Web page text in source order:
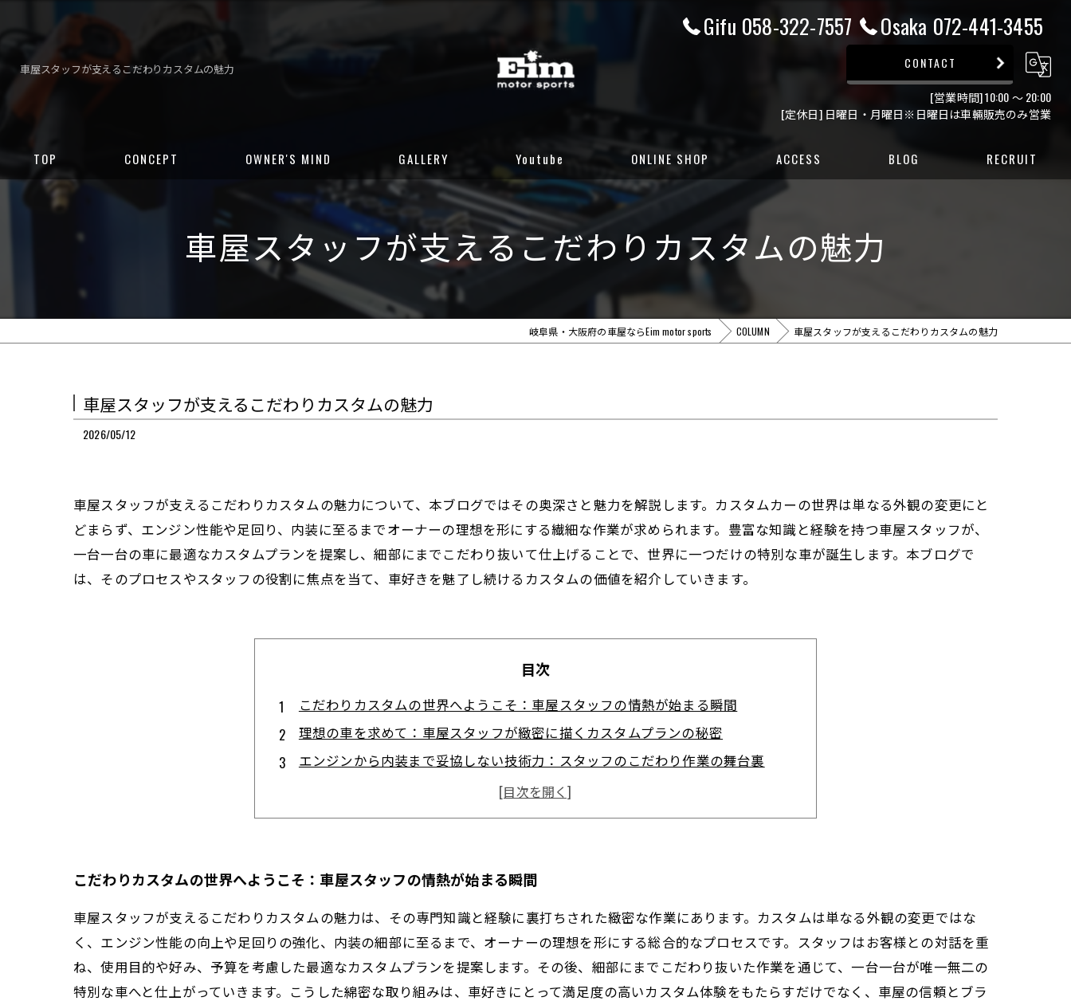
車屋スタッフが支えるこだわりカスタムの魅力
Gifu 058-322-7557 Osaka 072-441-3455
CONTACT
[営業時間] 10:00 ～ 20:00
[定休日] 日曜日・月曜日※日曜日は車輛販売のみ営業
TOP CONCEPT OWNER'S MIND GALLERY
CUSTOM GALLERY
STOCK CARS
DELIVERED CARS
Youtube ONLINE SHOP
岐阜店グーネット
大阪店カーセンサー
大阪店グーネット
ACCESS BLOG RECRUIT
車屋スタッフが支えるこだわりカスタムの魅力
岐阜県・大阪府の車屋ならEim motor sports COLUMN 車屋スタッフが支えるこだわりカスタムの魅力
車屋スタッフが支えるこだわりカスタムの魅力
2026/05/12
車屋スタッフが支えるこだわりカスタムの魅力について、本ブログではその奥深さと魅力を解説します。カスタムカーの世界は単なる外観の変更にと
どまらず、エンジン性能や足回り、内装に至るまでオーナーの理想を形にする繊細な作業が求められます。豊富な知識と経験を持つ車屋スタッフが、
一台一台の車に最適なカスタムプランを提案し、細部にまでこだわり抜いて仕上げることで、世界に一つだけの特別な車が誕生します。本ブログで
は、そのプロセスやスタッフの役割に焦点を当て、車好きを魅了し続けるカスタムの価値を紹介していきます。
目次
こだわりカスタムの世界へようこそ：車屋スタッフの情熱が始まる瞬間
理想の車を求めて：車屋スタッフが緻密に描くカスタムプランの秘密
エンジンから内装まで妥協しない技術力：スタッフのこだわり作業の舞台裏
世界に一台だけの車が誕生する瞬間：カスタム完成までのリアルストーリー
満足と感動を届ける車屋スタッフの使命：カスタムカーの魅力を支え続ける理由
未来のカスタムカーを創造する：車屋スタッフが描く次世代の挑戦
こだわりカスタムの世界へようこそ：車屋スタッフの情熱が始まる瞬間
車屋スタッフが支えるこだわりカスタムの魅力は、その専門知識と経験に裏打ちされた緻密な作業にあります。カスタムは単なる外観の変更ではな
く、エンジン性能の向上や足回りの強化、内装の細部に至るまで、オーナーの理想を形にする総合的なプロセスです。スタッフはお客様との対話を重
ね、使用目的や好み、予算を考慮した最適なカスタムプランを提案します。その後、細部にまでこだわり抜いた作業を通じて、一台一台が唯一無二の
特別な車へと仕上がっていきます。こうした綿密な取り組みは、車好きにとって満足度の高いカスタム体験をもたらすだけでなく、車屋の信頼とブラ